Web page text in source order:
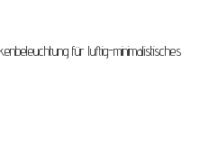
für luftig-minimalistisches